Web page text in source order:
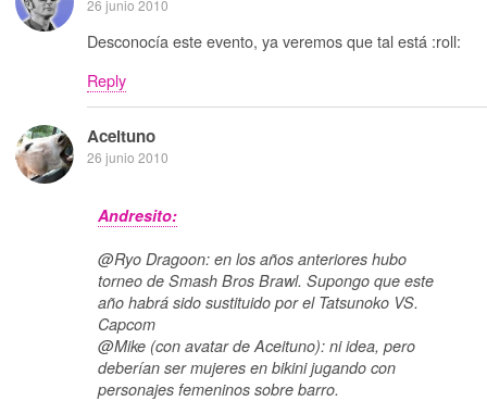
26 junio 2010
Desconocía este evento, ya veremos que tal está :roll:
Reply
Aceituno
26 junio 2010
Andresito:
@Ryo Dragoon: en los años anteriores hubo
torneo de Smash Bros Brawl. Supongo que este
año habrá sido sustituido por el Tatsunoko VS.
Capcom
@Mike (con avatar de Aceituno): ni idea, pero
deberían ser mujeres en bikini jugando con
personajes femeninos sobre barro.